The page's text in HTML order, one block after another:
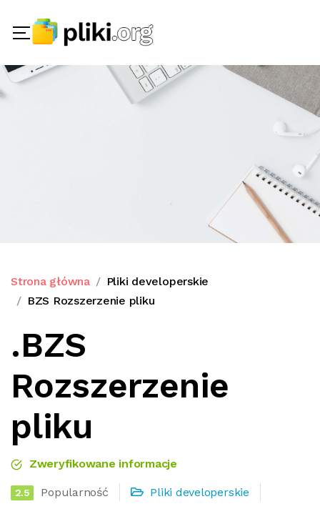
Strona główna
Pliki developerskie
BZS Rozszerzenie pliku
.BZS
Rozszerzenie
pliku
Zweryfikowane informacje
2.5 Popularność Pliki developerskie